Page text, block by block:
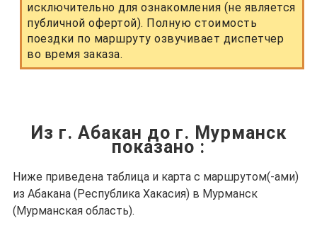
исключительно для ознакомления (не является
публичной офертой). Полную стоимость
поездки по маршруту озвучивает диспетчер
во время заказа.
Из г. Абакан до г. Мурманск
показано :
Ниже приведена таблица и карта с маршрутом(-ами)
из Абакана (Республика Хакасия) в Мурманск
(Мурманская область).